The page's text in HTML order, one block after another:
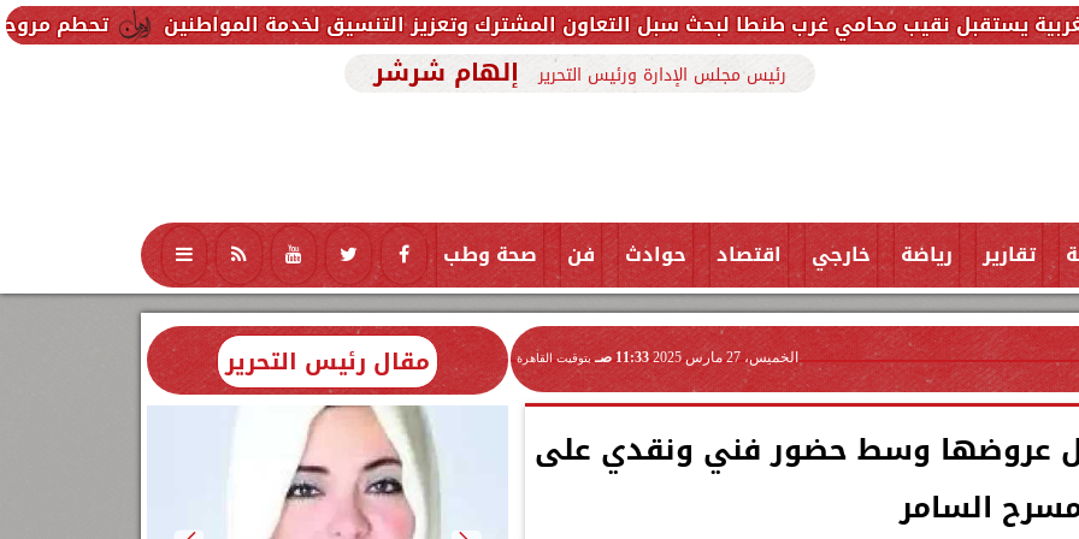
تحطم مروحية أثناء مكافحة محامي غرب طنطا لبحث سبل التعاون المشترك وتعزيز التنسيق لخدمة المواطنين
رئيس مجلس الإدارة ورئيس التحرير إلهام شرشر
تقارير رياضة خارجي اقتصاد حوادث فن صحة وطب تكنولوجيا منوعات محافظات
الخميس، 27 مارس 2025 11:33 صـ بتوقيت القاهرة
عروضها وسط حضور فني ونقدي على
السامر
مقال رئيس التحرير